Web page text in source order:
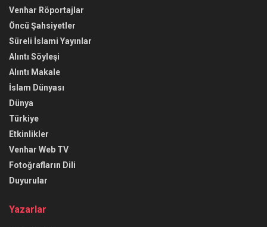
Venhar Röportajlar
Öncü Şahsiyetler
Süreli İslami Yayınlar
Alıntı Söyleşi
Alıntı Makale
İslam Dünyası
Dünya
Türkiye
Etkinlikler
Venhar Web TV
Fotoğrafların Dili
Duyurular
Yazarlar